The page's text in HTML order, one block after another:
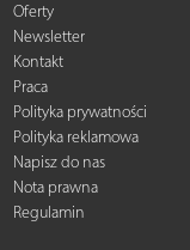
Oferty
Newsletter
Kontakt
Praca
Polityka prywatności
Polityka reklamowa
Napisz do nas
Nota prawna
Regulamin